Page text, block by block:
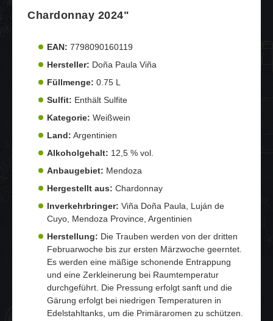
Chardonnay 2024"
EAN: 7798090160119
Hersteller: Doña Paula Viña
Füllmenge: 0.75 L
Sulfit: Enthält Sulfite
Kategorie: Weißwein
Land: Argentinien
Alkoholgehalt: 12,5 % vol.
Anbaugebiet: Mendoza
Hergestellt aus: Chardonnay
Inverkehrbringer: Viña Doña Paula, Luján de
Cuyo, Mendoza Province, Argentinien
Herstellung: Die Trauben werden von der dritten
Februarwoche bis zur ersten Märzwoche geerntet.
Es werden eine mäßige schonende Entrappung
und eine Zerkleinerung bei Raumtemperatur
durchgeführt. Die Pressung erfolgt sanft und die
Gärung erfolgt bei niedrigen Temperaturen in
Edelstahltanks, um die Primäraromen zu schützen.